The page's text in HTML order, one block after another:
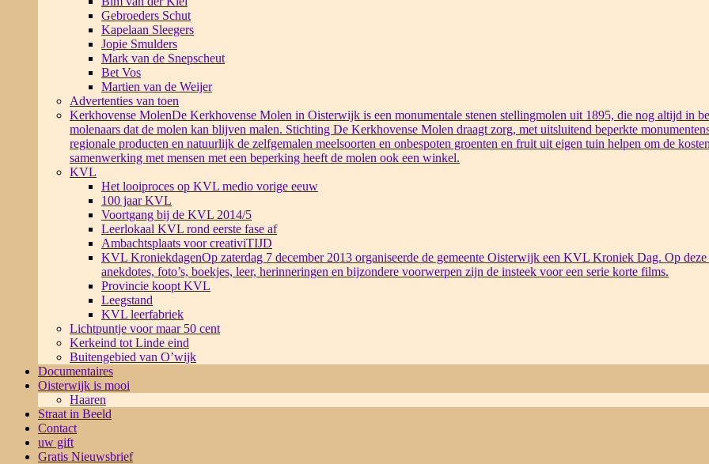
Gebroeders Schut
Kapelaan Sleegers
Jopie Smulders
Mark van de Snepscheut
Bet Vos
Martien van de Weijer
Advertenties van toen
Kerkhovense MolenDe Kerkhovense Molen in Oisterwijk is een monumentale stenen stellingmolen uit 1895, die nog altijd in
molenaars dat de molen kan blijven malen. Stichting De Kerkhovense Molen draagt zorg, met uitsluitend beperkte
regionale producten en natuurlijk de zelfgemalen meelsoorten en onbespoten groenten en fruit uit eigen tuin helpen om de
samenwerking met mensen met een beperking heeft de molen ook een winkel.
KVL
Het looiproces op KVL medio vorige eeuw
100 jaar KVL
Voortgang bij de KVL 2014/5
Leerlokaal KVL rond eerste fase af
Ambachtsplaats voor creativiTIJD
KVL KroniekdagenOp zaterdag 7 december 2013 organiseerde de gemeente Oisterwijk een KVL Kroniek Dag. Op
anekdotes, foto’s, boekjes, leer, herinneringen en bijzondere voorwerpen zijn de insteek voor een serie korte films.
Provincie koopt KVL
Leegstand
KVL leerfabriek
Lichtpuntje voor maar 50 cent
Kerkeind tot Linde eind
Buitengebied van O’wijk
Documentaires
Oisterwijk is mooi
Haaren
Straat in Beeld
Contact
uw gift
Gratis Nieuwsbrief